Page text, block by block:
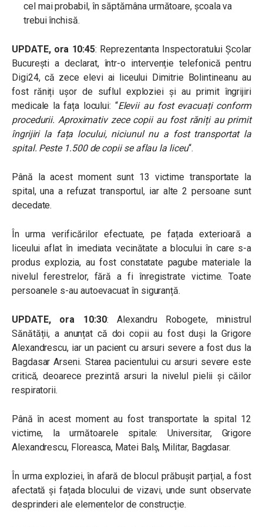
cel mai probabil, în săptămâna următoare, școala va
trebui închisă.
UPDATE, ora 10:45: Reprezentanta Inspectoratului Școlar
București a declarat, într-o intervenție telefonică pentru
Digi24, că zece elevi ai liceului Dimitrie Bolintineanu au
fost răniți ușor de suflul exploziei și au primit îngrijiri
medicale la fața locului: “Elevii au fost evacuați conform
procedurii. Aproximativ zece copii au fost răniți au primit
îngrijiri la fața locului, niciunul nu a fost transportat la
spital. Peste 1.500 de copii se aflau la liceu“.
Până la acest moment sunt 13 victime transportate la
spital, una a refuzat transportul, iar alte 2 persoane sunt
decedate.
În urma verificărilor efectuate, pe fațada exterioară a
liceului aflat în imediata vecinătate a blocului în care s-a
produs explozia, au fost constatate pagube materiale la
nivelul ferestrelor, fără a fi înregistrate victime. Toate
persoanele s-au autoevacuat în siguranță.
UPDATE, ora 10:30: Alexandru Robogete, ministrul
Sănătății, a anunțat că doi copii au fost duși la Grigore
Alexandrescu, iar un pacient cu arsuri severe a fost dus la
Bagdasar Arseni. Starea pacientului cu arsuri severe este
critică, deoarece prezintă arsuri la nivelul pielii și căilor
respiratorii.
Până în acest moment au fost transportate la spital 12
victime, la următoarele spitale: Universitar, Grigore
Alexandrescu, Floreasca, Matei Balș, Militar, Bagdasar.
În urma exploziei, în afară de blocul prăbușit parțial, a fost
afectată și fațada blocului de vizavi, unde sunt observate
desprinderi ale elementelor de construcție.